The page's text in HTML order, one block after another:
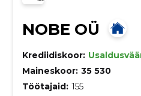
NOBE OÜ
Krediidiskoor:
Maineskoor: 35 530
Töötajaid: 155